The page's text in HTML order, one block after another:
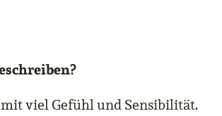
viel Gefühl und Sensibilität.